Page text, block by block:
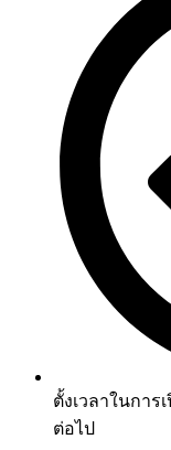
ตั้งเวลาในการ
ต่อไป